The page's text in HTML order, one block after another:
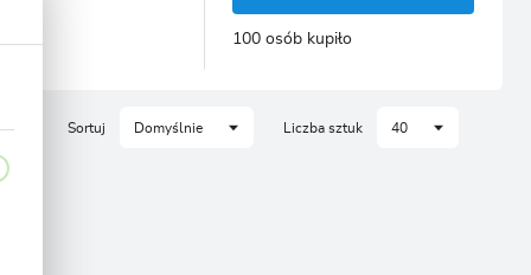
100 osób kupiło
Sortuj Domyślnie Liczba sztuk 40